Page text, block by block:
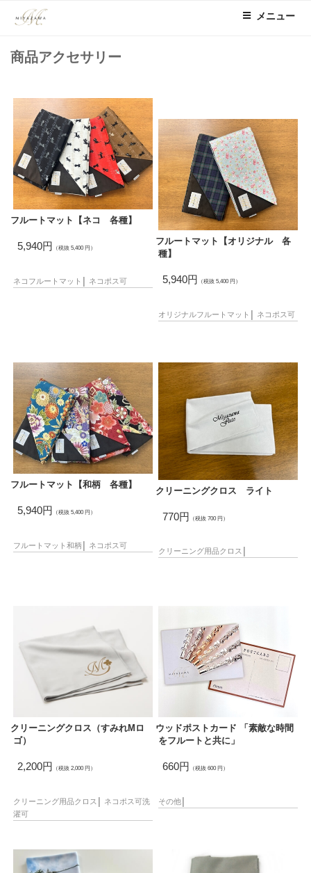
メニュー
商品アクセサリー
フルートマット【ネコ 各種】
5,940円 （税抜 5,400 円）
ネコ フルートマット ネコポス可
フルートマット【オリジナル 各
種】
5,940円 （税抜 5,400 円）
オリジナルフルートマット ネコポス可
フルートマット【和柄 各種】
5,940円 （税抜 5,400 円）
フルートマット 和柄 ネコポス可
クリーニングクロス ライト
770円 （税抜 700 円）
クリーニング用品クロス
クリーニングクロス（すみれMロ
ゴ）
2,200円 （税抜 2,000 円）
クリーニング用品クロス ネコポス可洗
濯可
ウッドポストカード 「素敵な時間
をフルートと共に」
660円 （税抜 600 円）
その他
投
稿
ナ
ゲ
シ